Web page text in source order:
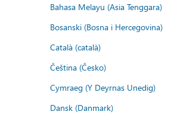
Bahasa Melayu (Asia Tenggara)
Bosanski (Bosna i Hercegovina)
Català (català)
Čeština (Česko)
Cymraeg (Y Deyrnas Unedig)
Dansk (Danmark)